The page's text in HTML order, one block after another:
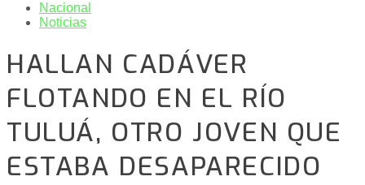
Nacional
Noticias
HALLAN CADÁVER
FLOTANDO EN EL RÍO
TULUÁ, OTRO JOVEN QUE
ESTABA DESAPARECIDO